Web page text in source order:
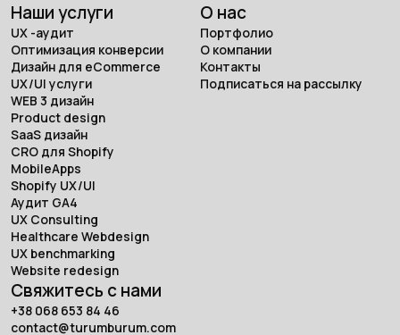
Наши услуги
UX -аудит
Оптимизация конверсии
Дизайн для eCommerce
UX/UI услуги
WEB 3 дизайн
Product design
SaaS дизайн
CRO для Shopify
MobileApps
Shopify UX/UI
Аудит GA4
UX Consulting
Healthcare Webdesign
UX benchmarking
Website redesign
О нас
Портфолио
О компании
Контакты
Подписаться на рассылку
Свяжитесь с нами
+38 068 653 84 46
contact@turumburum.com